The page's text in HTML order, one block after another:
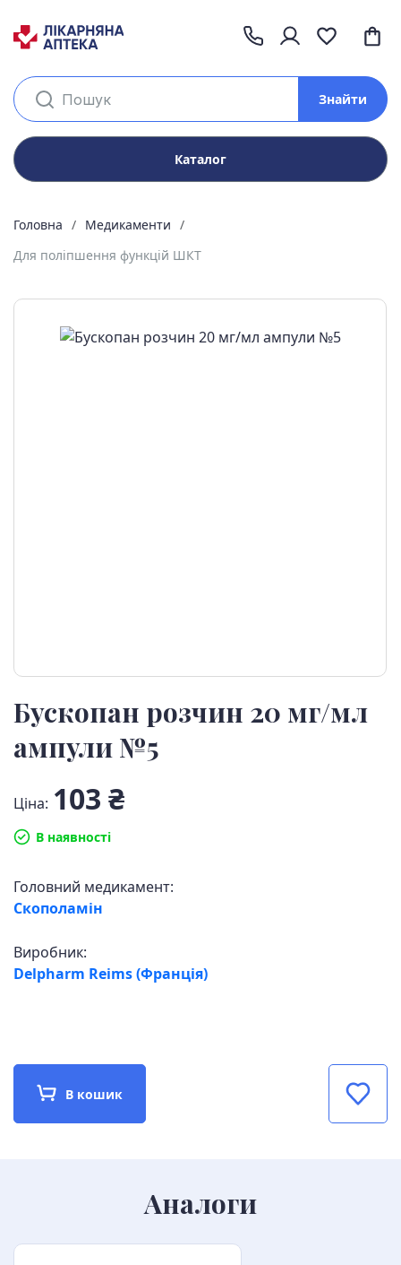
Каталог
Знайти
Головна
Медикаменти
Для поліпшення функцій ШКТ
Бускопан розчин 20 мг/мл
ампули №5
Ціна: 103 ₴
В наявності
Головний медикамент:
Скополамін
Виробник:
Delpharm Reims (Франція)
В кошик
Аналоги